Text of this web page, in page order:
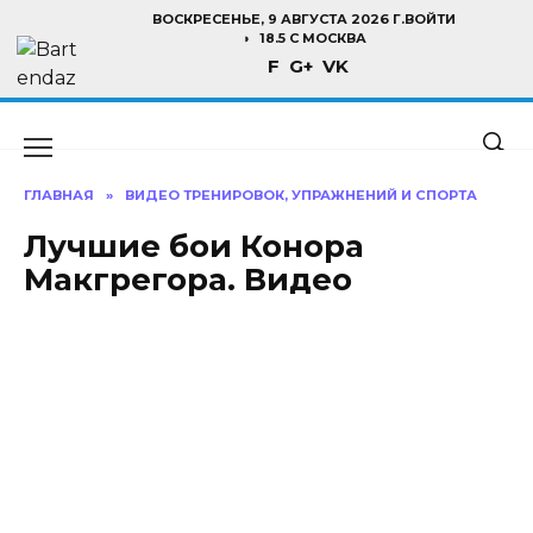
содержанию
ВОСКРЕСЕНЬЕ, 9 АВГУСТА 2026 Г.ВОЙТИ
18.5 C МОСКВА
F G+ VK
ГЛАВНАЯ » ВИДЕО ТРЕНИРОВОК, УПРАЖНЕНИЙ И СПОРТА
Лучшие бои Конора
Макгрегора. Видео